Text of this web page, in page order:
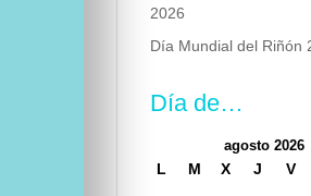
2026
Día Mundial del Riñón
Día de…
agosto 2026
L M X J V